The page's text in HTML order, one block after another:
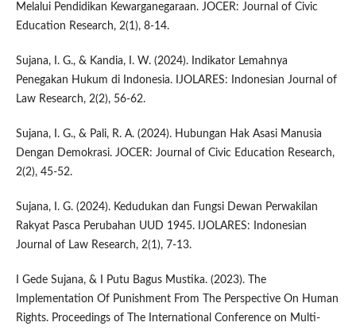
Melalui Pendidikan Kewarganegaraan. JOCER: Journal of Civic
Education Research, 2(1), 8-14.
Sujana, I. G., & Kandia, I. W. (2024). Indikator Lemahnya
Penegakan Hukum di Indonesia. IJOLARES: Indonesian Journal of
Law Research, 2(2), 56-62.
Sujana, I. G., & Pali, R. A. (2024). Hubungan Hak Asasi Manusia
Dengan Demokrasi. JOCER: Journal of Civic Education Research,
2(2), 45-52.
Sujana, I. G. (2024). Kedudukan dan Fungsi Dewan Perwakilan
Rakyat Pasca Perubahan UUD 1945. IJOLARES: Indonesian
Journal of Law Research, 2(1), 7-13.
I Gede Sujana, & I Putu Bagus Mustika. (2023). The
Implementation Of Punishment From The Perspective On Human
Rights. Proceedings of The International Conference on Multi-